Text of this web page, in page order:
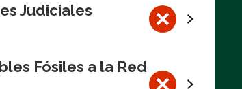
Judiciales
Fósiles a la Red